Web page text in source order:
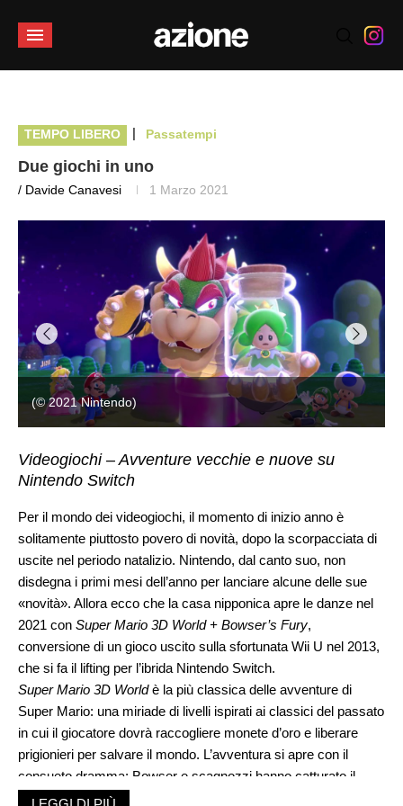
TEMPO LIBERO | Passatempi
Due giochi in uno
/ Davide Canavesi 1 Marzo 2021
(© 2021 Nintendo)
Videogiochi – Avventure vecchie e nuove su
Nintendo Switch
Per il mondo dei videogiochi, il momento di inizio anno è
solitamente piuttosto povero di novità, dopo la scorpacciata di
uscite nel periodo natalizio. Nintendo, dal canto suo, non
disdegna i primi mesi dell’anno per lanciare alcune delle sue
«novità». Allora ecco che la casa nipponica apre le danze nel
2021 con Super Mario 3D World + Bowser’s Fury,
conversione di un gioco uscito sulla sfortunata Wii U nel 2013,
che si fa il lifting per l’ibrida Nintendo Switch.
Super Mario 3D Worldè la più classica delle avventure di
Super Mario: una miriade di livelli ispirati ai classici del passato
in cui il giocatore dovrà raccogliere monete d’oro e liberare
prigionieri per salvare il mondo. L’avventura si apre con il
consueto dramma: Bowser e scagnozzi hanno catturato il
popolo delle fatine per rinchiuderle in ampolle. Nei panni di